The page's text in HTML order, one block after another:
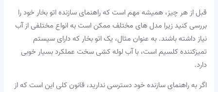
قبل از هر چیز، همیشه مهم است که راهنمای سازنده اتو بخار خود را
بررسی کنید زیرا مدل های مختلف ممکن است به انواع مختلفی از آب
نیاز داشته باشند. به عنوان مثال، یک اتو بخار که دارای سیستم
تمیزکننده کلسیم است، با آب لوله کشی سخت عملکرد بسیار خوبی
دارد.
اگر به راهنمای سازنده خود دسترسی ندارید، قانون کلی این است که از